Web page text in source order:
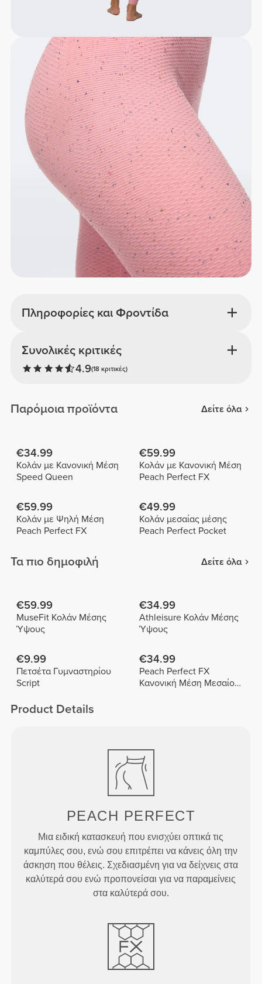
Πληροφορίες και Φροντίδα
Συνολικές κριτικές
4.9(18 κριτικές)
Παρόμοια προϊόντα Δείτε όλα
€34.99
Κολάν με Κανονική Μέση
Speed Queen
€59.99
Κολάν με Κανονική Μέση
Peach Perfect FX
€59.99
Κολάν με Ψηλή Μέση
Peach Perfect FX
€49.99
Κολάν μεσαίας μέσης
Peach Perfect Pocket
Τα πιο δημοφιλή Δείτε όλα
€59.99
MuseFit Κολάν Μέσης
Ύψους
€34.99
Athleisure Κολάν Μέσης
Ύψους
€9.99
Πετσέτα Γυμναστηρίου
Script
€34.99
Peach Perfect FX
Κανονική Μέση Μεσαίου
Product Details
PEACH PERFECT
Μια ειδική κατασκευή που ενισχύει οπτικά τις
καμπύλες σου, ενώ σου επιτρέπει να κάνεις όλη την
άσκηση που θέλεις. Σχεδιασμένη για να δείχνεις στα
καλύτερά σου ενώ προπονείσαι για να παραμείνεις
στα καλύτερά σου.